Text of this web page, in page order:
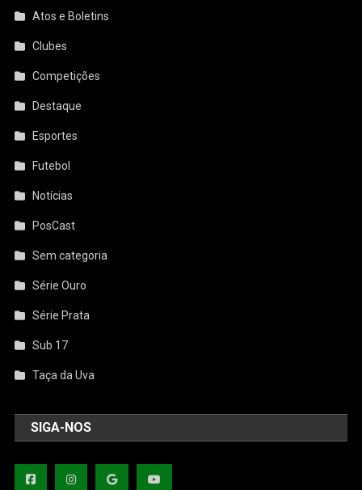
Atos e Boletins
Clubes
Competições
Destaque
Esportes
Futebol
Notícias
PosCast
Sem categoria
Série Ouro
Série Prata
Sub 17
Taça da Uva
SIGA-NOS